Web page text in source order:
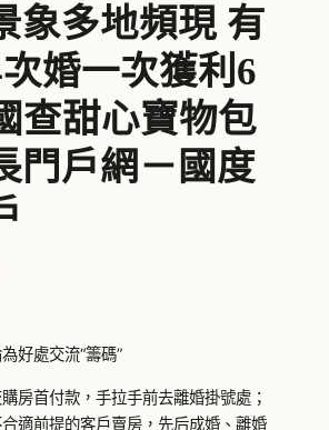
象多地頻現 有
婚一次獲利6
查甜心寶物包
門戶網－國度
好處交流“籌碼”
房首付款，手拉手前去離婚掛號處；
適前提的客戶賣房，先后成婚、離婚